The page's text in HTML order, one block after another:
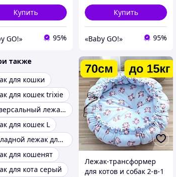
Купить
GO!» 95%
Купить
«Baby GO!» 95%
также
для кошки
для кошек trixie
Универсальный лежак для собак и кошек
для кошек L
Раскладной лежак для кошек
для кошенят
для кота серый
Лежак-трансформер
для котов и собак 2-в-1